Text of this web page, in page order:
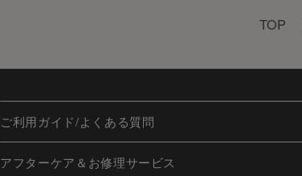
TOP
ご利用ガイド/よくある質問
アフターケア＆お修理サービス